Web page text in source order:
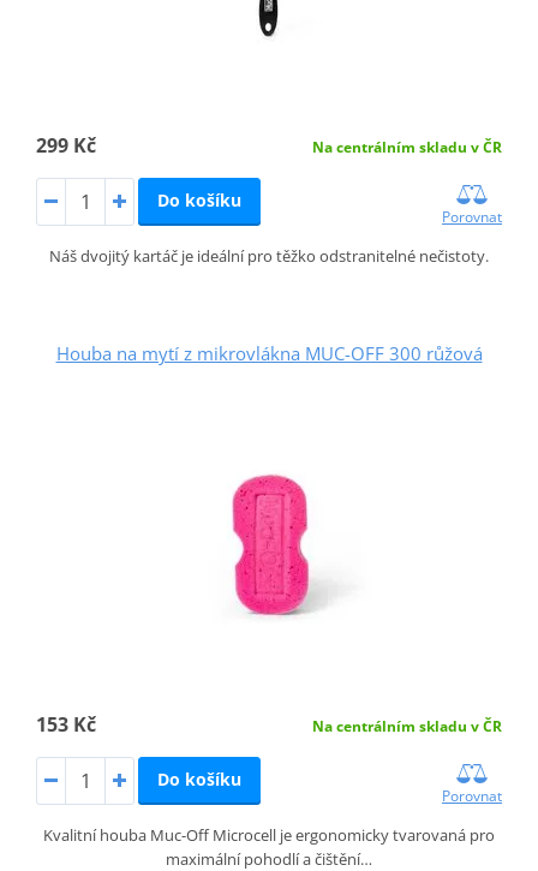
299 Kč Na centrálním skladu v ČR
Do košíku
Porovnat
Náš dvojitý kartáč je ideální pro těžko odstranitelné nečistoty.
Houba na mytí z mikrovlákna MUC-OFF 300 růžová
153 Kč Na centrálním skladu v ČR
Do košíku
Porovnat
Kvalitní houba Muc-Off Microcell je ergonomicky tvarovaná pro
maximální pohodlí a čištění…